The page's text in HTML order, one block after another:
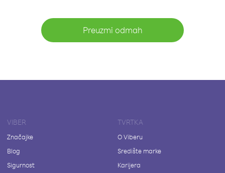
Preuzmi odmah
VIBER
Značajke
Blog
Sigurnost
TVRTKA
O Viberu
Središte marke
Karijera